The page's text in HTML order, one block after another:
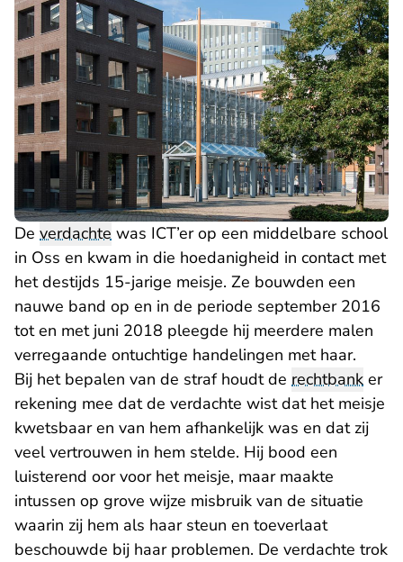
De verdachte was ICT’er op een middelbare school
in Oss en kwam in die hoedanigheid in contact met
het destijds 15-jarige meisje. Ze bouwden een
nauwe band op en in de periode september 2016
tot en met juni 2018 pleegde hij meerdere malen
verregaande ontuchtige handelingen met haar.
Bij het bepalen van de straf houdt de rechtbank er
rekening mee dat de verdachte wist dat het meisje
kwetsbaar en van hem afhankelijk was en dat zij
veel vertrouwen in hem stelde. Hij bood een
luisterend oor voor het meisje, maar maakte
intussen op grove wijze misbruik van de situatie
waarin zij hem als haar steun en toeverlaat
beschouwde bij haar problemen. De verdachte trok